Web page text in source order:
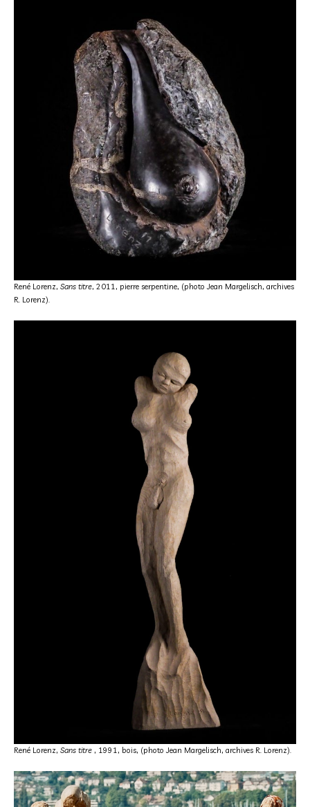
René Lorenz, Sans titre, 2011, pierre serpentine, (photo Jean Margelisch, archives
R. Lorenz).
René Lorenz, Sans titre , 1991, bois, (photo Jean Margelisch, archives R. Lorenz).